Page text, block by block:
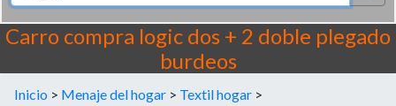
Carro compra logic dos + 2 doble plegado
burdeos
Inicio > Menaje del hogar > Textil hogar >